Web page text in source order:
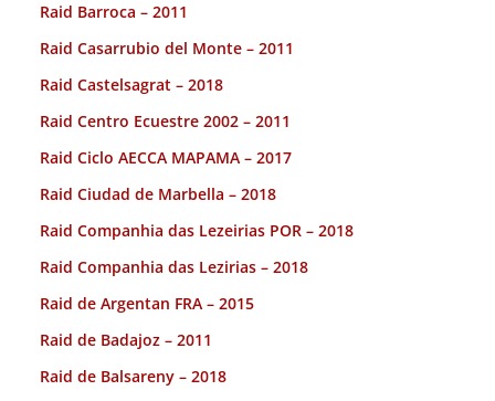
Raid Barroca – 2011
Raid Casarrubio del Monte – 2011
Raid Castelsagrat – 2018
Raid Centro Ecuestre 2002 – 2011
Raid Ciclo AECCA MAPAMA – 2017
Raid Ciudad de Marbella – 2018
Raid Companhia das Lezeirias POR – 2018
Raid Companhia das Lezirias – 2018
Raid de Argentan FRA – 2015
Raid de Badajoz – 2011
Raid de Balsareny – 2018